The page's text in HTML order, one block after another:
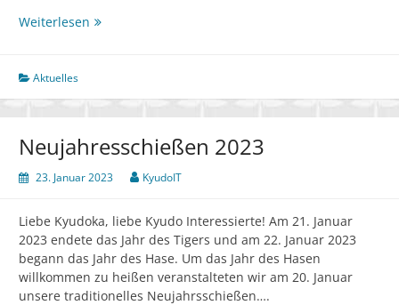
Weiterlesen Unser
online
Aktuelles
Neujahresschießen 2023
23. Januar 2023 KyudoIT
Liebe Kyudoka, liebe Kyudo Interessierte! Am 21. Januar
2023 endete das Jahr des Tigers und am 22. Januar 2023
begann das Jahr des Hase. Um das Jahr des Hasen
willkommen zu heißen veranstalteten wir am 20. Januar
unsere traditionelles Neujahrsschießen….